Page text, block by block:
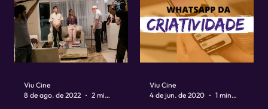
Viu Cine
8 de ago. de 2022
2 min de leitura
Viu Cine
4 de jun. de 2020
1 min de leitura